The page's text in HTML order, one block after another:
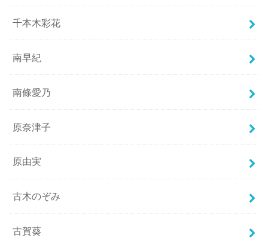
千本木彩花
南早紀
南條愛乃
原奈津子
原由実
古木のぞみ
古賀葵